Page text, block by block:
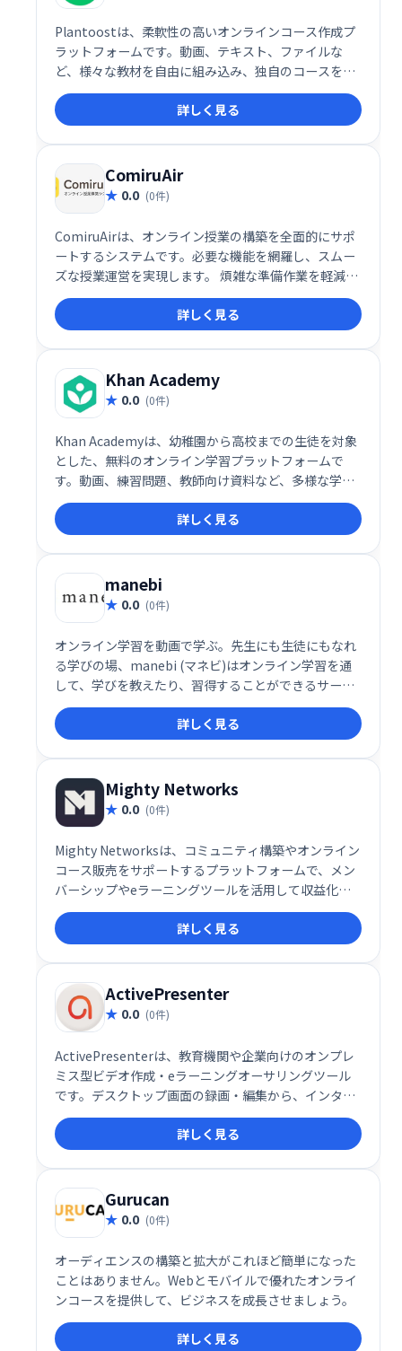
Plantoostは、柔軟性の高いオンラインコース作成プ
ラットフォームです。動画、テキスト、ファイルな
ど、様々な教材を自由に組み込み、独自のコースを設
計できます。価格設定やコンテンツ配信も自由にカス
タマイズ可能。生徒には、Q&A、クイズ、進捗レポー
ト、修了証書を提供し、効果的な学習を支援します。
詳しく見る
ComiruAir
0.0 (0件)
ComiruAirは、オンライン授業の構築を全面的にサポ
ートするシステムです。必要な機能を網羅し、スムー
ズな授業運営を実現します。 煩雑な準備作業を軽減
し、効率的な教育環境構築を支援します。
詳しく見る
Khan Academy
0.0 (0件)
Khan Academyは、幼稚園から高校までの生徒を対象
とした、無料のオンライン学習プラットフォームで
す。動画、練習問題、教師向け資料など、多様な学習
リソースを提供し、様々な科目の学習をサポートしま
す。毎月4000万人以上の生徒が利用しており、補足学
習や家庭学習に最適です。寄付によって運営されてい
る非営利団体です。
詳しく見る
manebi
0.0 (0件)
オンライン学習を動画で学ぶ。先生にも生徒にもなれ
る学びの場、manebi (マネビ)はオンライン学習を通
して、学びを教えたり、習得することができるサービ
ス
詳しく見る
Mighty Networks
0.0 (0件)
Mighty Networksは、コミュニティ構築やオンライン
コース販売をサポートするプラットフォームで、メン
バーシップやeラーニングツールを活用して収益化が
可能です。
詳しく見る
ActivePresenter
0.0 (0件)
ActivePresenterは、教育機関や企業向けのオンプレ
ミス型ビデオ作成・eラーニングオーサリングツール
です。デスクトップ画面の録画・編集から、インタラ
クティブなHTML5コンテンツ作成まで、幅広い機能を
提供します。オーディオ/ビデオ編集機能も充実してお
り、Mac/Windows両対応で作成したコンテンツはあ
らゆるモバイルデバイスで共有可能です。効率的なe
ラーニングコンテンツ制作を実現します。
詳しく見る
Gurucan
0.0 (0件)
オーディエンスの構築と拡大がこれほど簡単になった
ことはありません。Webとモバイルで優れたオンライ
ンコースを提供して、ビジネスを成長させましょう。
詳しく見る